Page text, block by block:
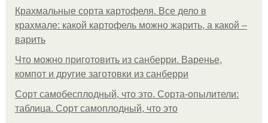
Крахмальные сорта картофеля. Все дело в
крахмале: какой картофель можно жарить, а какой –
варить
Что можно приготовить из санберри. Варенье,
компот и другие заготовки из санберри
Сорт самобесплодный, что это. Сорта-опылители:
таблица. Сорт самоплодный, что это